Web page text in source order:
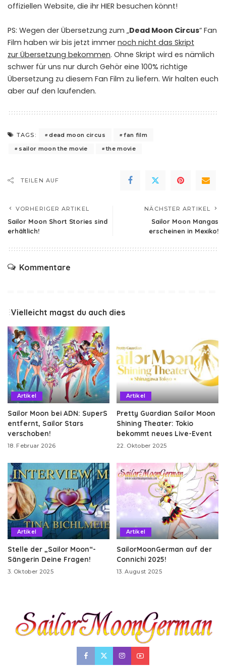
offiziellen Website, die ihr HIER besuchen könnt!
PS: Wegen der Übersetzung zum „Dead Moon Circus“ Fan
Film haben wir bis jetzt immer noch nicht das Skript
zur Übersetzung bekommen. Ohne Skript wird es nämlich
schwer für uns nur durch Gehör eine 100% richtige
Übersetzung zu diesem Fan Film zu liefern. Wir halten euch
aber auf den laufenden.
TAGS: dead moon circus
fan film
sailor moon the movie
the movie
TEILEN AUF
VORHERIGER ARTIKEL
Sailor Moon Short Stories sind
erhältlich!
NÄCHSTER ARTIKEL
Sailor Moon Mangas
erscheinen in Mexiko!
Kommentare
Vielleicht magst du auch dies
Artikel
Sailor Moon bei ADN: SuperS
entfernt, Sailor Stars
verschoben!
18. Februar 2026
Artikel
Pretty Guardian Sailor Moon
Shining Theater: Tokio
bekommt neues Live-Event
22. Oktober 2025
Artikel
Stelle der „Sailor Moon“-
Sängerin Deine Fragen!
3. Oktober 2025
Artikel
SailorMoonGerman auf der
Connichi 2025!
13. August 2025